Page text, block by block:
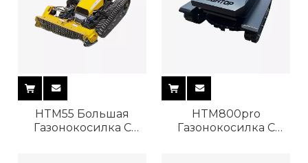
HTM55 Большая
Газонокосилка С
HTM800pro
Газонокосилка С